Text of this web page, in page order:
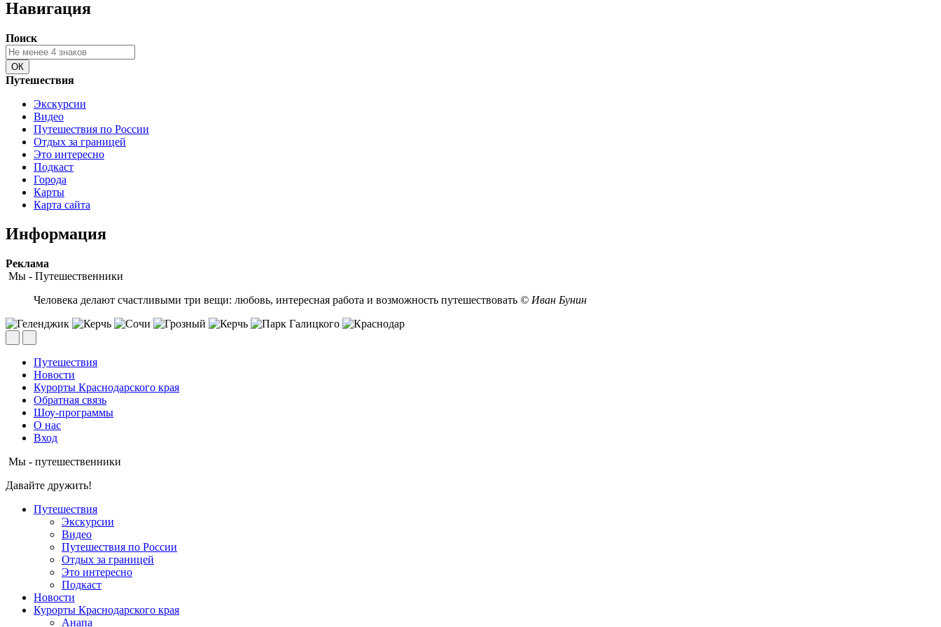
Навигация
Поиск
Путешествия
Экскурсии
Видео
Путешествия по России
Отдых за границей
Это интересно
Подкаст
Города
Карты
Карта сайта
Информация
Peклaмa
Мы - Путешественники
Человека делают счастливыми три вещи: любовь, интересная работа и возможность путешествовать © Иван Бунин
Путешествия
Новости
Курорты Краснодарского края
Обратная связь
Шоу-программы
О нас
Вход
Мы - путешественники
Давайте дружить!
Путешествия
Экскурсии
Видео
Путешествия по России
Отдых за границей
Это интересно
Подкаст
Новости
Курорты Краснодарского края
Анапа